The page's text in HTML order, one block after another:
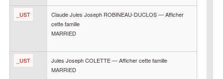
_UST Claude Jules Joseph ROBINEAU-DUCLOS—Afficher
cette famille
MARRIED
_UST Jules JosephCOLETTE—Afficher cette famille
MARRIED